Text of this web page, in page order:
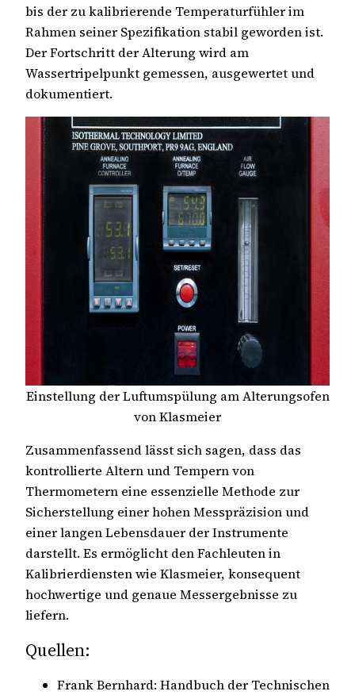
bis der zu kalibrierende Temperaturfühler im
Rahmen seiner Spezifikation stabil geworden ist.
Der Fortschritt der Alterung wird am
Wassertripelpunkt gemessen, ausgewertet und
dokumentiert.
Einstellung der Luftumspülung am Alterungsofen
von Klasmeier
Zusammenfassend lässt sich sagen, dass das
kontrollierte Altern und Tempern von
Thermometern eine essenzielle Methode zur
Sicherstellung einer hohen Messpräzision und
einer langen Lebensdauer der Instrumente
darstellt. Es ermöglicht den Fachleuten in
Kalibrierdiensten wie Klasmeier, konsequent
hochwertige und genaue Messergebnisse zu
liefern.
Quellen:
Frank Bernhard: Handbuch der Technischen